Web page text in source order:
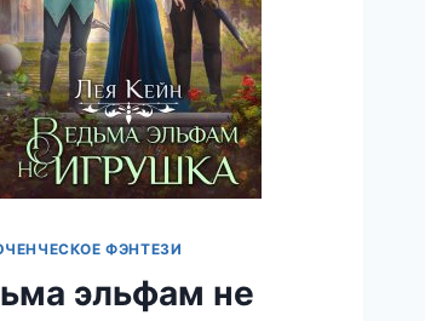
ФЭНТЕЗИ
эльфам не